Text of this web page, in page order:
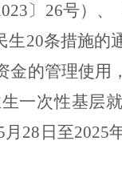
23〕 26号） 、
生20条措施的
金的管理使用
一次性基层
月 28 日至2025